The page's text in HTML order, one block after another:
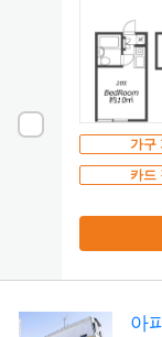
가구
카드
아